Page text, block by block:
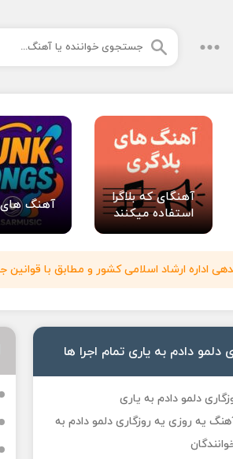
آهنگای که بلاگرا
استفاده میکنند
آهنگ
اداره ارشاد اسلامی کشور و مطابق با قوانین
دادم به یاری تمام اجرا ها
دلمو دادم به یاری
یه روزی یه روزگاری دلمو دادم به